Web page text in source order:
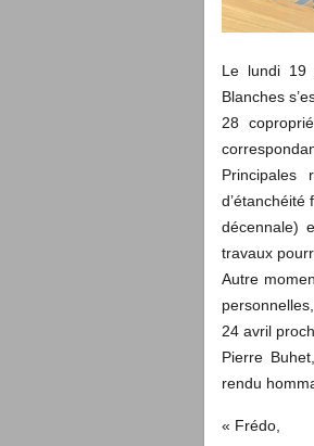
Le lundi 19
Blanches
28
Principales
décennale)
travaux
Autre
24 avril
Pierre
rendu
« Frédo,